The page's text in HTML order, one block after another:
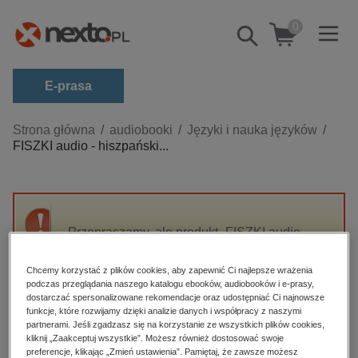
Pokaż/schowaj
wyszukiwarkę
0
E-prasa
Kategorie
Zobacz wszystkie E-prasa
budownictwo, aranżacja wnętrz
darmowe wydania
edukacja
hobby, sport, rozrywka
komputery, internet, technologie, informatyka
Strona główna audiobooki
Języki i nauka języków
FISZKI audio - hiszpański...
Przepraszamy, ale produkt „FISZKI audio -
High-contrast mode
Polecane
Chcemy korzystać z plików cookies, aby zapewnić Ci najlepsze wrażenia
podczas przeglądania naszego katalogu ebooków, audiobooków i e-prasy,
dostarczać spersonalizowane rekomendacje oraz udostępniać Ci najnowsze
funkcje, które rozwijamy dzięki analizie danych i współpracy z naszymi
partnerami. Jeśli zgadzasz się na korzystanie ze wszystkich plików cookies,
kliknij „Zaakceptuj wszystkie”. Możesz również dostosować swoje
preferencje, klikając „Zmień ustawienia”. Pamiętaj, że zawsze możesz